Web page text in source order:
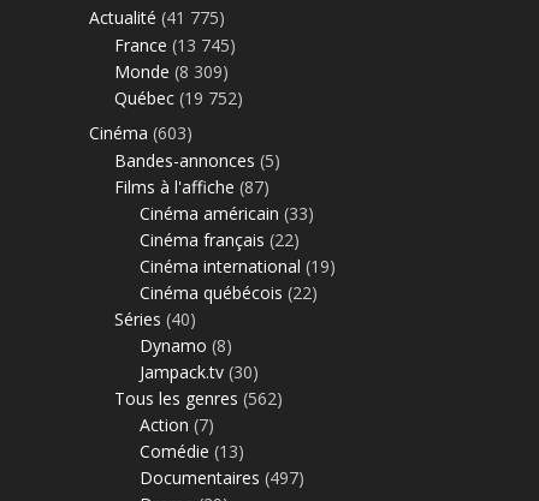
Actualité (41 775)
France (13 745)
Monde (8 309)
Québec (19 752)
Cinéma (603)
Bandes-annonces (5)
Films à l'affiche (87)
Cinéma américain (33)
Cinéma français (22)
Cinéma international (19)
Cinéma québécois (22)
Séries (40)
Dynamo (8)
Jampack.tv (30)
Tous les genres (562)
Action (7)
Comédie (13)
Documentaires (497)